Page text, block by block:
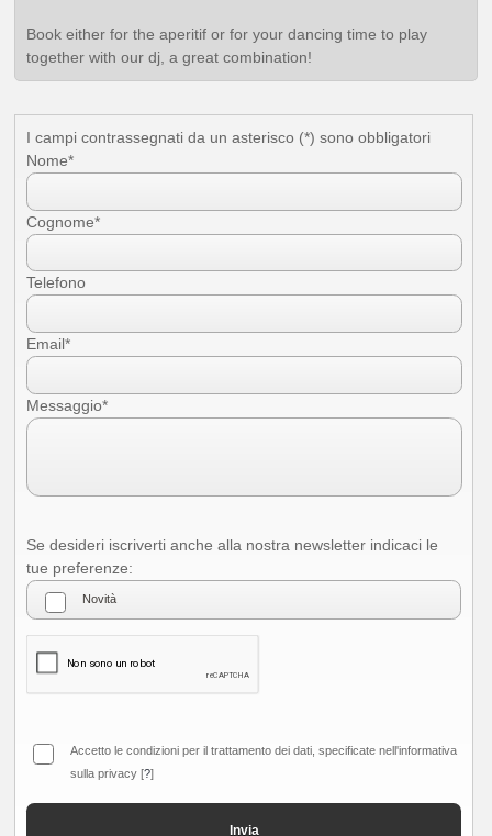
Book either for the aperitif or for your dancing time to play
together with our dj, a great combination!
I campi contrassegnati da un asterisco (*) sono obbligatori
Nome*
Cognome*
Telefono
Email*
Messaggio*
Se desideri iscriverti anche alla nostra newsletter indicaci le
tue preferenze:
Accetto le condizioni per il trattamento dei dati, specificate nell'informativa